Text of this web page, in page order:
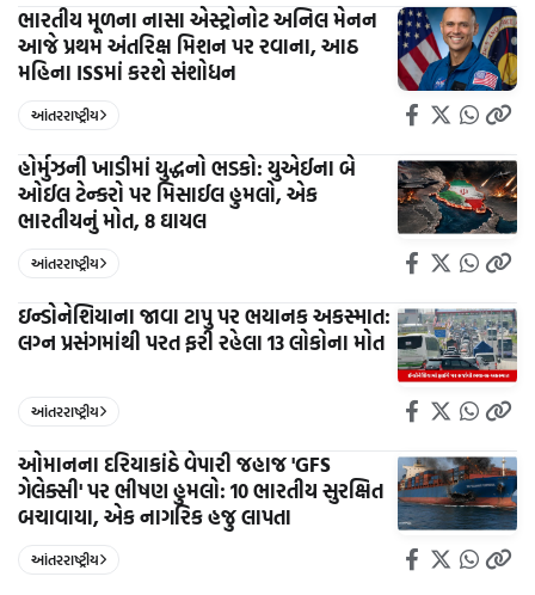
ભારતીય મૂળના નાસા એસ્ટ્રોનોટ અનિલ મેનન
આજે પ્રથમ અંતરિક્ષ મિશન પર રવાના, આઠ
મહિના ISSમાં કરશે સંશોધન
આંતરરાષ્ટ્રીય
હોર્મુઝની ખાડીમાં યુદ્ધનો ભડકો: યુએઈના બે
ઓઈલ ટેન્કરો પર મિસાઈલ હુમલો, એક
ભારતીયનું મોત, 8 ઘાયલ
આંતરરાષ્ટ્રીય
ઇન્ડોનેશિયાના જાવા ટાપુ પર ભયાનક અકસ્માત:
લગ્ન પ્રસંગમાંથી પરત ફરી રહેલા 13 લોકોના મોત
આંતરરાષ્ટ્રીય
ઓમાનના દરિયાકાંઠે વેપારી જહાજ 'GFS
ગેલેક્સી' પર ભીષણ હુમલો: 10 ભારતીય સુરક્ષિત
બચાવાયા, એક નાગરિક હજુ લાપતા
આંતરરાષ્ટ્રીય